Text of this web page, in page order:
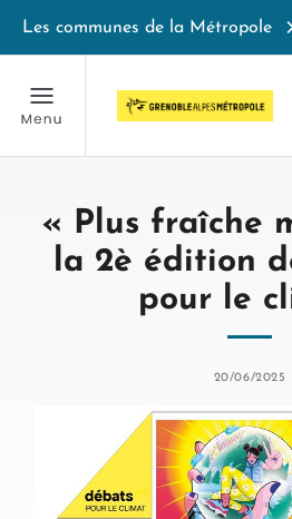
Les communes de la Métropole
« Plus fraîche
la 2è édition
pour le
20/06/2025